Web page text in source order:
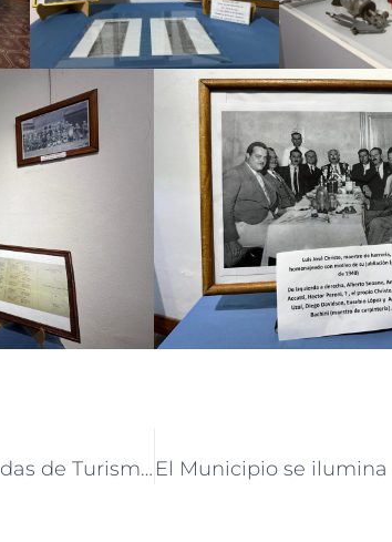
Colón: presente en jornadas de Turismo e Innovación en Federación